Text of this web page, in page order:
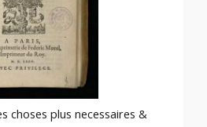
choses plus necessaires &